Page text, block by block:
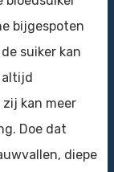
bijgespoten
suiker kan
altijd
kan meer
Doe dat
diepe